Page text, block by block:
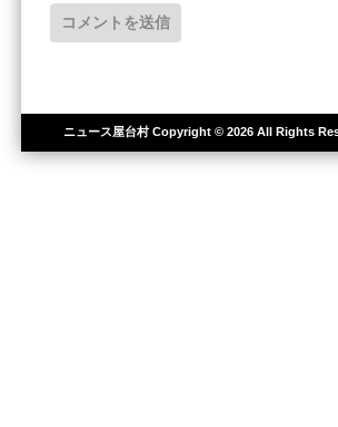
ニュース屋台村Copyright © 2026 All Rights